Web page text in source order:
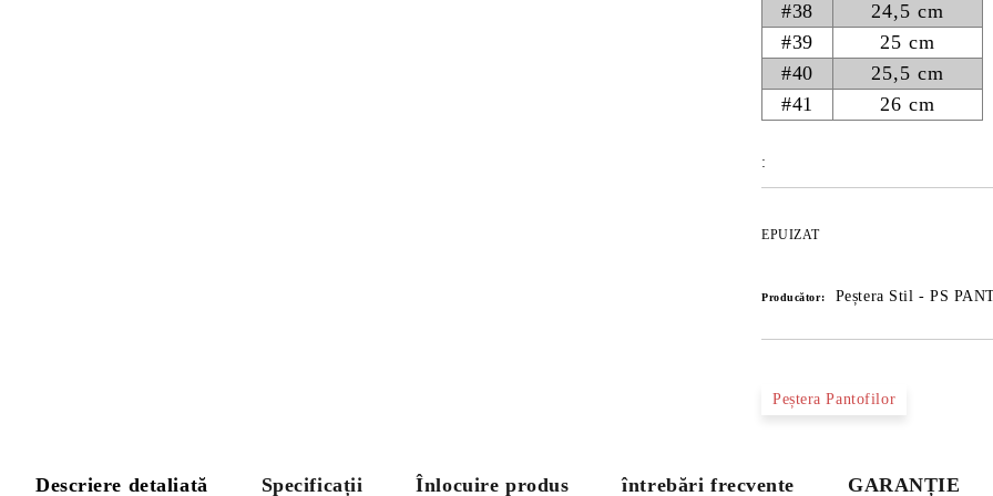
#38
24,5 cm
#39
25 cm
#40
25,5 cm
#41
26 cm
:
EPUIZAT
Producător: Peștera Stil - PS
Peștera Pantofilor
Descriere detaliată Specificații Înlocuire produs întrebări frecvente GARANȚIE